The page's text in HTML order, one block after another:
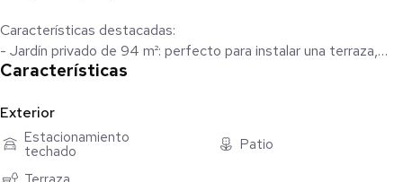
Características destacadas:
- Jardín privado de 94 m²: perfecto para instalar una terraza,
área de juegos, zona de descanso o incluso un pequeño huerto
- 3 recámaras con excelente iluminación y ventilación
- 2 baños completos con acabados modernos
- Sala-comedor con salida directa al jardín
- Sala de TV
Características
Exterior
Estacionamiento
techado
Patio